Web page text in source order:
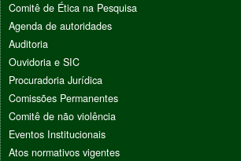
Comitê de Ética na Pesquisa
Agenda de autoridades
Auditoria
Ouvidoria e SIC
Procuradoria Jurídica
Comissões Permanentes
Comitê de não violência
Eventos Institucionais
Atos normativos vigentes